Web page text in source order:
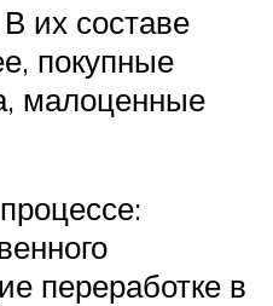
их составе
покупные
малоценные
переработке в